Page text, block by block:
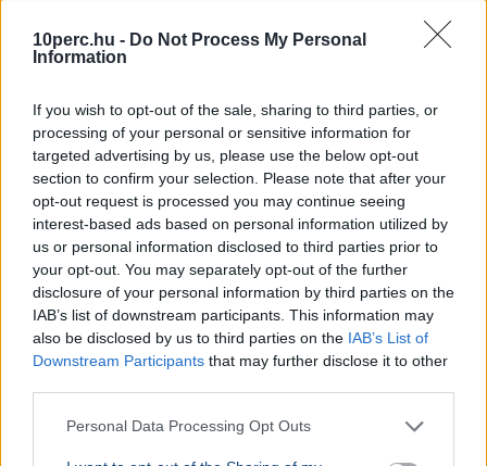
10perc.hu - Do Not Process My Personal
Information
If you wish to opt-out of the sale, sharing to third parties, or
processing of your personal or sensitive information for
targeted advertising by us, please use the below opt-out
section to confirm your selection. Please note that after your
opt-out request is processed you may continue seeing
interest-based ads based on personal information utilized by
us or personal information disclosed to third parties prior to
your opt-out. You may separately opt-out of the further
disclosure of your personal information by third parties on the
IAB’s list of downstream participants. This information may
also be disclosed by us to third parties on the IAB’s List of
Downstream Participants that may further disclose it to other
Personal Data Processing Opt Outs
Budapest Magyarország Közlekedés Vitézy Dávid Vasút
Vitézy Dávid miniszter bejelentette: 42 új, 120 méteres
motorvonat áll forgalomba 2030-tól a H5-ös, H6-os és
H7-es HÉV-vonalakon.Bővebben...
Rezsicsökkentés